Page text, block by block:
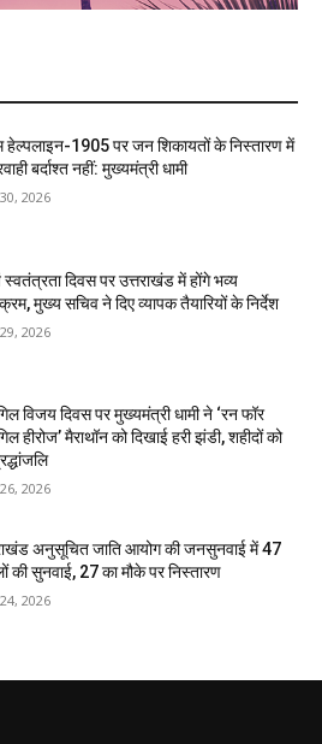
हेल्पलाइन-1905 पर जन शिकायतों के निस्तारण में
बर्दाश्त नहीं: मुख्यमंत्री धामी
2026
दिवस पर उत्तराखंड में होंगे भव्य
मुख्य सचिव ने दिए व्यापक तैयारियों के निर्देश
2026
विजय दिवस पर मुख्यमंत्री धामी ने ‘रन फॉर
हीरोज’ मैराथॉन को दिखाई हरी झंडी, शहीदों को
2026
अनुसूचित जाति आयोग की जनसुनवाई में 47
की सुनवाई, 27 का मौके पर निस्तारण
2026